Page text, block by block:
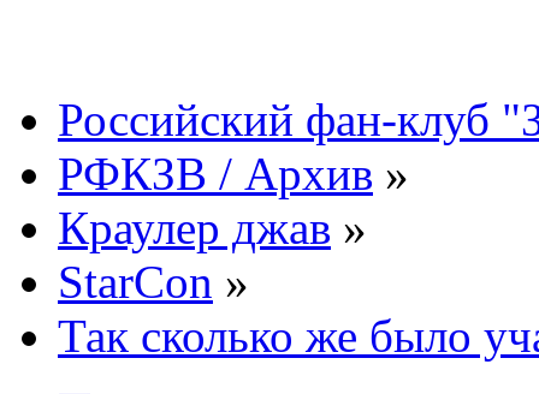
Российский фан-клуб
РФКЗВ / Архив »
Краулер джав »
StarCon »
Так сколько же было